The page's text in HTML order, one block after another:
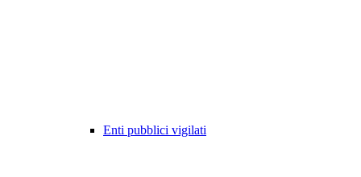
Enti pubblici vigilati